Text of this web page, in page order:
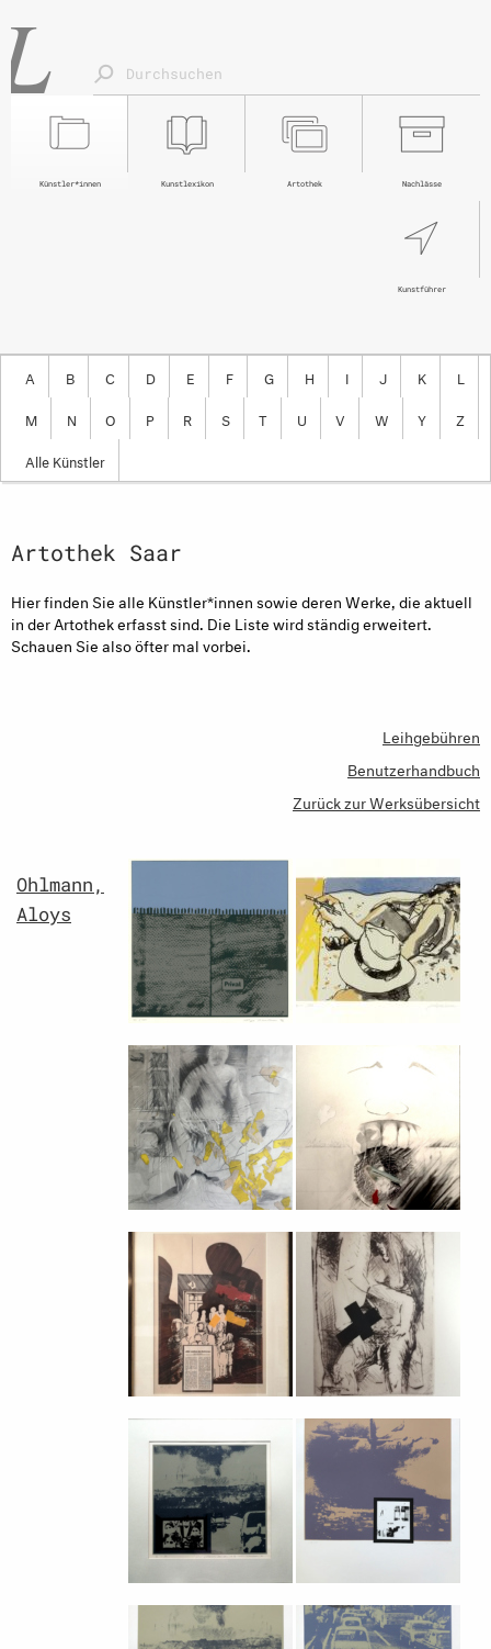
Nachlässe
Artothek
Kunstlexikon
Künstler*innen
Kunstführer
A B C D E F G H I J K
L
M
N O P R S T U V W Y
Z
Alle Künstler
Artothek Saar
Hier finden Sie alle Künstler*innen sowie deren Werke, die aktuell
in der Artothek erfasst sind. Die Liste wird ständig erweitert.
Schauen Sie also öfter mal vorbei.
Leihgebühren
Benutzerhandbuch
Zurück zur Werksübersicht
Ohlmann,
Aloys